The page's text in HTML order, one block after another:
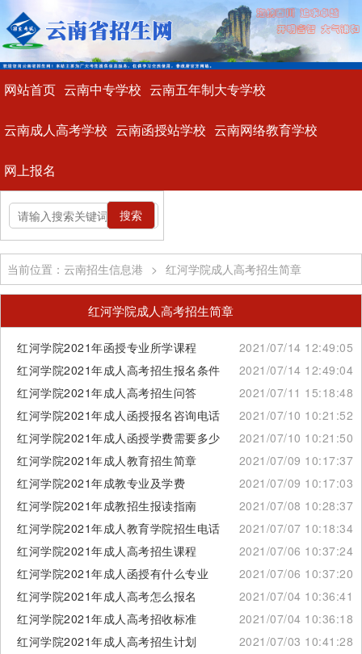
网站首页 云南中专学校 云南五年制大专学校
云南成人高考学校 云南函授站学校 云南网络教育学校
网上报名
当前位置：云南招生信息港 > 红河学院成人高考招生简章
红河学院成人高考招生简章
红河学院2021年函授专业所学课程
2021/07/14 12:49:05
红河学院2021年成人高考招生报名条件
2021/07/14 12:49:04
红河学院2021年成人高考招生问答
2021/07/11 15:18:48
红河学院2021年成人函授报名咨询电话
2021/07/10 10:21:52
红河学院2021年成人函授学费需要多少
2021/07/10 10:21:50
红河学院2021年成人教育招生简章
2021/07/09 10:17:37
红河学院2021年成教专业及学费
2021/07/09 10:17:03
红河学院2021年成教招生报读指南
2021/07/08 10:28:37
红河学院2021年成人教育学院招生电话
2021/07/07 10:18:34
红河学院2021年成人高考招生课程
2021/07/06 10:37:24
红河学院2021年成人函授有什么专业
2021/07/06 10:37:20
红河学院2021年成人高考怎么报名
2021/07/04 10:36:41
红河学院2021年成人高考招收标准
2021/07/04 10:36:18
红河学院2021年成人高考招生计划
2021/07/03 10:41:28